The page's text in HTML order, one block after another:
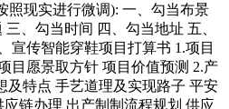
照现实进行微调): 一、勾当布景
、勾当时间 四、勾当地址 五、
宣传智能穿鞋项目打算书 1.项目
目愿景取方针 项目价值预测 2.产
及特点 手艺道理及实现路子 平安
链办理 出产制制流程规划 供应